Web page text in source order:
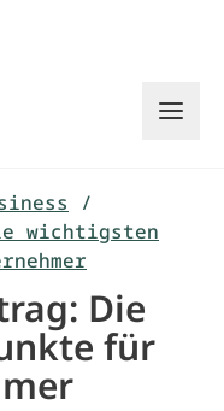
/
wichtigsten
Die
für